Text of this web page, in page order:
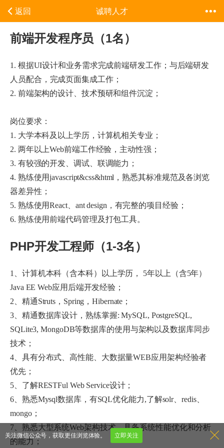
返回 诚聘人才
前端开发程序员（1名）
1. 根据UI设计和业务需求完成前端研发工作；与后端研发
人员配合，完成页面集成工作；
2. 前端架构的设计、技术预研和组件沉淀；
岗位要求：
1. 大学本科及以上学历，计算机相关专业；
2. 两年以上Web前端工作经验，主动性强；
3. 有较强的开发、调试、联调能力；
4. 熟练使用javascript&css&html，熟悉其标准规范及各浏览
器差异性；
5. 熟练使用React、ant design，有完整的项目经验；
6. 熟练使用前端代码管理及打包工具。
PHP开发工程师（1-3名）
1、计算机本科（含本科）以上学历， 5年以上（含5年）
Java EE Web应用后端开发经验；
2、精通Struts，Spring，Hibernate；
3、精通数据库设计，熟练掌握: MySQL, PostgreSQL,
SQLite3, MongoDB等数据库的使用与架构以及数据库同步
技术；
4、具有分布式、高性能、大数据量WEB应用架构经验者
优先；
5、了解RESTFul Web Service设计；
6、熟悉Mysql数据库，有SQL优化能力,了解solr、redis、
mongo；
7、熟悉大型系统Web架构技术，具备系统性能优化和分析
的能力；
关注微信公众号，获取更佳浏览体验。 立即关注